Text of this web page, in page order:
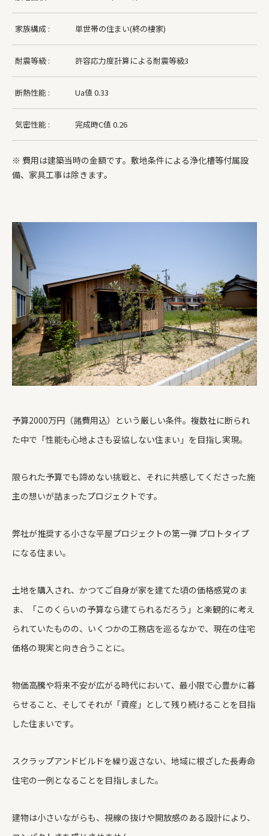
家族構成 : 単世帯の住まい(終の棲家)
耐震等級 : 許容応力度計算による耐震等級3
断熱性能 : Ua値 0.33
気密性能 : 完成時C値 0.26
※ 費用は建築当時の金額です。敷地条件による浄化槽等付属設
備、家具工事は除きます。
予算2000万円（諸費用込）という厳しい条件。複数社に断られ
た中で「性能も心地よさも妥協しない住まい」を目指し実現。
限られた予算でも諦めない挑戦と、それに共感してくださった施
主の想いが詰まったプロジェクトです。
弊社が推奨する小さな平屋プロジェクトの第一弾 プロトタイプ
になる住まい。
土地を購入され、かつてご自身が家を建てた頃の価格感覚のま
ま、「このくらいの予算なら建てられるだろう」と楽観的に考え
られていたものの、いくつかの工務店を巡るなかで、現在の住宅
価格の現実と向き合うことに。
物価高騰や将来不安が広がる時代において、最小限で心豊かに暮
らせること、そしてそれが「資産」として残り続けることを目指
した住まいです。
スクラップアンドビルドを繰り返さない、地域に根ざした長寿命
住宅の一例となることを目指しました。
建物は小さいながらも、視線の抜けや開放感のある設計により、